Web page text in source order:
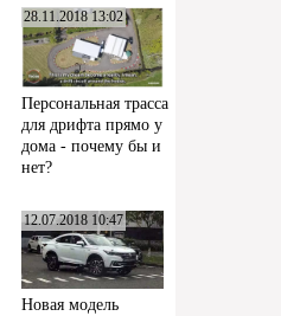
28.11.2018 13:02
Персональная трасса
для дрифта прямо у
дома - почему бы и
нет?
12.07.2018 10:47
Новая модель